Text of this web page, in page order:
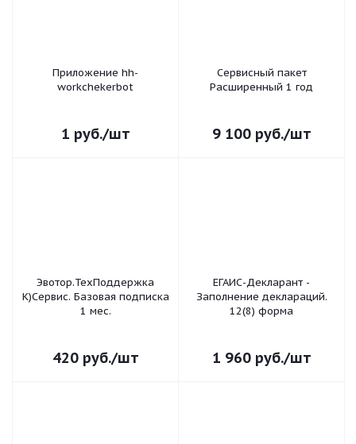
Приложение hh-
workchekerbot
1 руб./шт
Сервисный пакет
Расширенный 1 год
9 100руб./шт
Эвотор.ТехПоддержка
К)Сервис. Базовая подписка
1 мес.
420руб./шт
ЕГАИС-Декларант -
Заполнение деклараций.
12(8) форма
1 960руб./шт